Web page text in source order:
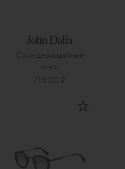
Солнцезащитные
очки
71 900 ₽